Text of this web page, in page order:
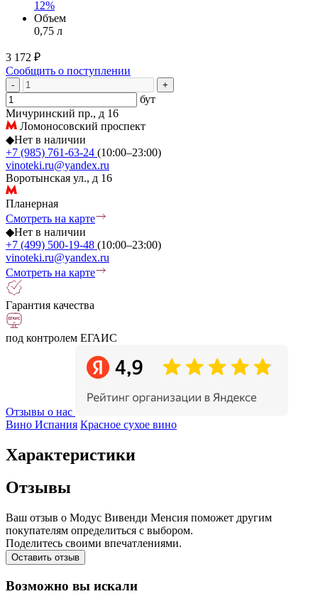
12%
Объем
0,75 л
3 172 ₽
Сообщить о поступлении
- +
бут
Мичуринский пр., д 16
Ломоносовский проспект
◆Нет в наличии
+7 (985) 761-63-24 (10:00–23:00)
vinoteki.ru@yandex.ru
Воротынская ул., д 16
Планерная
Смотреть на карте
◆Нет в наличии
+7 (499) 500-19-48 (10:00–23:00)
vinoteki.ru@yandex.ru
Смотреть на карте
Гарантия качества
под контролем ЕГАИС
Отзывы о нас
Вино Испания Красное сухое вино
Характеристики
Отзывы
Ваш отзыв о Модус Вивенди Менсия поможет другим
покупателям определиться с выбором.
Поделитесь своими впечатлениями.
Оставить отзыв
Возможно вы искали